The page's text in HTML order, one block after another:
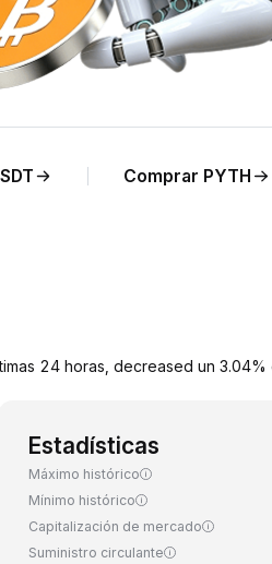
Comprar PYTH
24 horas, decreased un 3.04%
Estadísticas
Máximo histórico
Mínimo histórico
Capitalización de mercado
Suministro circulante